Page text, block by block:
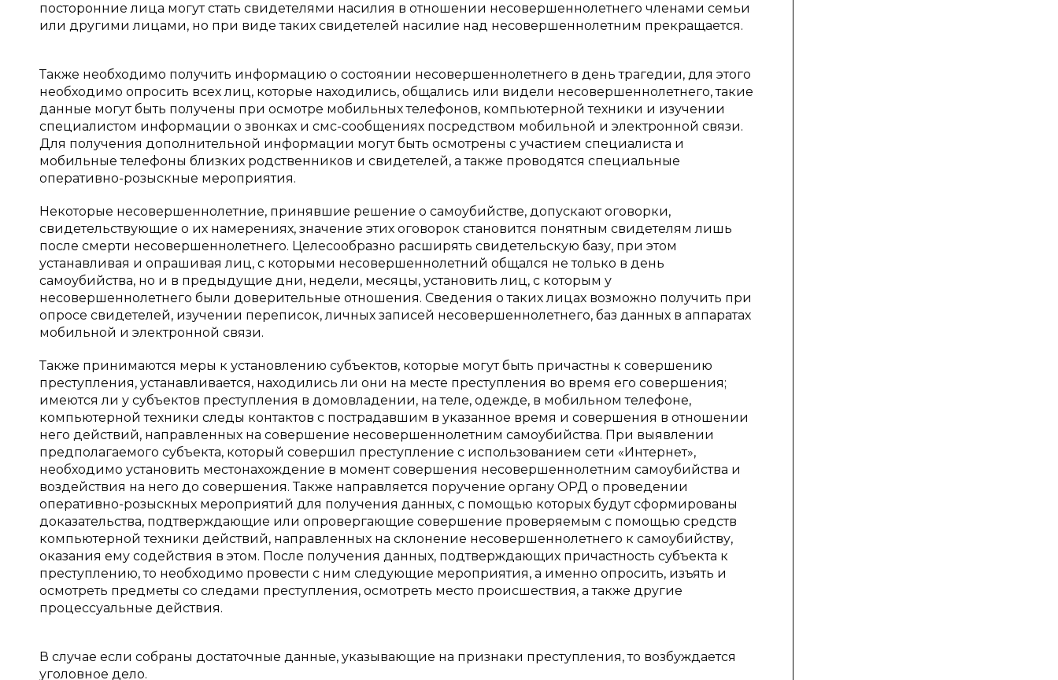
посторонние лица могут стать свидетелями насилия в отношении несовершеннолетнего членами семьи
или другими лицами, но при виде таких свидетелей насилие над несовершеннолетним прекращается.
Также необходимо получить информацию о состоянии несовершеннолетнего в день трагедии, для этого
необходимо опросить всех лиц, которые находились, общались или видели несовершеннолетнего, такие
данные могут быть получены при осмотре мобильных телефонов, компьютерной техники и изучении
специалистом информации о звонках и смс-сообщениях посредством мобильной и электронной связи.
Для получения дополнительной информации могут быть осмотрены с участием специалиста и
мобильные телефоны близких родственников и свидетелей, а также проводятся специальные
оперативно-розыскные мероприятия.
Некоторые несовершеннолетние, принявшие решение о самоубийстве, допускают оговорки,
свидетельствующие о их намерениях, значение этих оговорок становится понятным свидетелям лишь
после смерти несовершеннолетнего. Целесообразно расширять свидетельскую базу, при этом
устанавливая и опрашивая лиц, с которыми несовершеннолетний общался не только в день
самоубийства, но и в предыдущие дни, недели, месяцы, установить лиц, с которым у
несовершеннолетнего были доверительные отношения. Сведения о таких лицах возможно получить при
опросе свидетелей, изучении переписок, личных записей несовершеннолетнего, баз данных в аппаратах
мобильной и электронной связи.
Также принимаются меры к установлению субъектов, которые могут быть причастны к совершению
преступления, устанавливается, находились ли они на месте преступления во время его совершения;
имеются ли у субъектов преступления в домовладении, на теле, одежде, в мобильном телефоне,
компьютерной техники следы контактов с пострадавшим в указанное время и совершения в отношении
него действий, направленных на совершение несовершеннолетним самоубийства. При выявлении
предполагаемого субъекта, который совершил преступление с использованием сети «Интернет»,
необходимо установить местонахождение в момент совершения несовершеннолетним самоубийства и
воздействия на него до совершения. Также направляется поручение органу ОРД о проведении
оперативно-розыскных мероприятий для получения данных, с помощью которых будут сформированы
доказательства, подтверждающие или опровергающие совершение проверяемым с помощью средств
компьютерной техники действий, направленных на склонение несовершеннолетнего к самоубийству,
оказания ему содействия в этом. После получения данных, подтверждающих причастность субъекта к
преступлению, то необходимо провести с ним следующие мероприятия, а именно опросить, изъять и
осмотреть предметы со следами преступления, осмотреть место происшествия, а также другие
процессуальные действия.
В случае если собраны достаточные данные, указывающие на признаки преступления, то возбуждается
уголовное дело.